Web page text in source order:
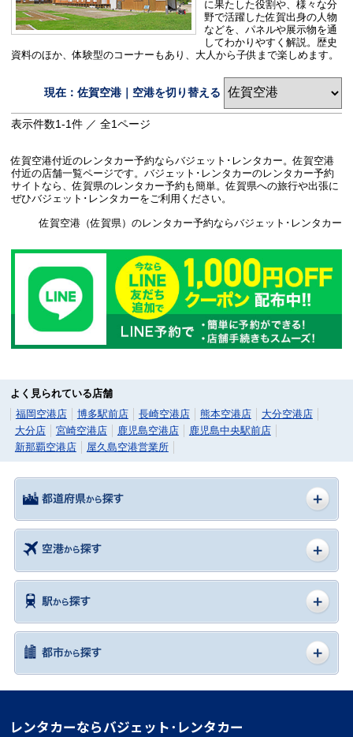
に果たした役割や、様々な分
野で活躍した佐賀出身の人物
などを、パネルや展示物を通
してわかりやすく解説。歴史
資料のほか、体験型のコーナーもあり、大人から子供まで楽しめます。
現在：佐賀空港｜空港を切り替える
表示件数1-1件 ／ 全1ページ
佐賀空港付近のレンタカー予約ならバジェット･レンタカー。佐賀空港
付近の店舗一覧ページです。バジェット･レンタカーのレンタカー予約
サイトなら、佐賀県のレンタカー予約も簡単。佐賀県への旅行や出張に
ぜひバジェット･レンタカーをご利用ください。
佐賀空港（佐賀県）のレンタカー予約ならバジェット･レンタカー
よく見られている店舗
福岡空港店
博多駅前店 長崎空港店 熊本空港店
大分空港店
大分店
宮崎空港店 鹿児島空港店
鹿児島中央駅前店
新那覇空港店
屋久島空港営業所
レンタカーならバジェット･レンタカー